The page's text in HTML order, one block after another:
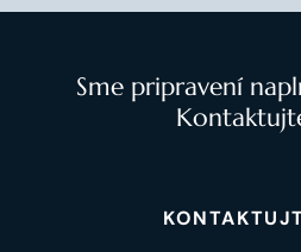
Sme pripravení